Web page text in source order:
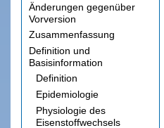
Änderungen gegenüber
Vorversion
Zusammenfassung
Definition und
Basisinformation
Definition
Epidemiologie
Physiologie des
Eisenstoffwechsels